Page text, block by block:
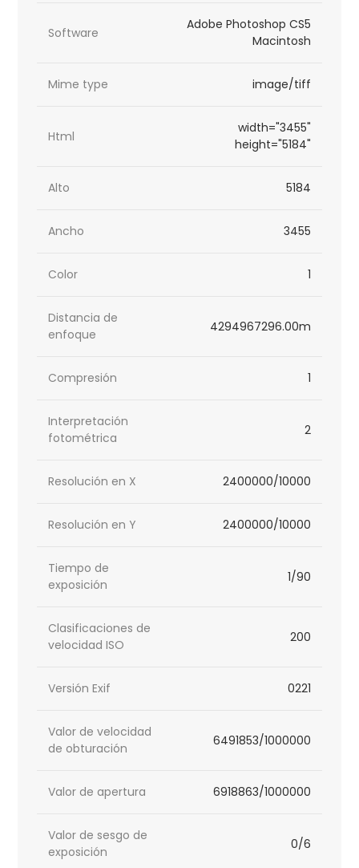
Software
Adobe Photoshop CS5
Macintosh
Mime type image/tiff
Html
width="3455"
height="5184"
Alto 5184
Ancho 3455
Color 1
Distancia de
enfoque
4294967296.00m
Compresión 1
Interpretación
fotométrica
2
Resolución en X 2400000/10000
Resolución en Y 2400000/10000
Tiempo de
exposición
1/90
Clasificaciones de
velocidad ISO
200
Versión Exif 0221
Valor de velocidad
de obturación
6491853/1000000
Valor de apertura 6918863/1000000
Valor de sesgo de
exposición
0/6